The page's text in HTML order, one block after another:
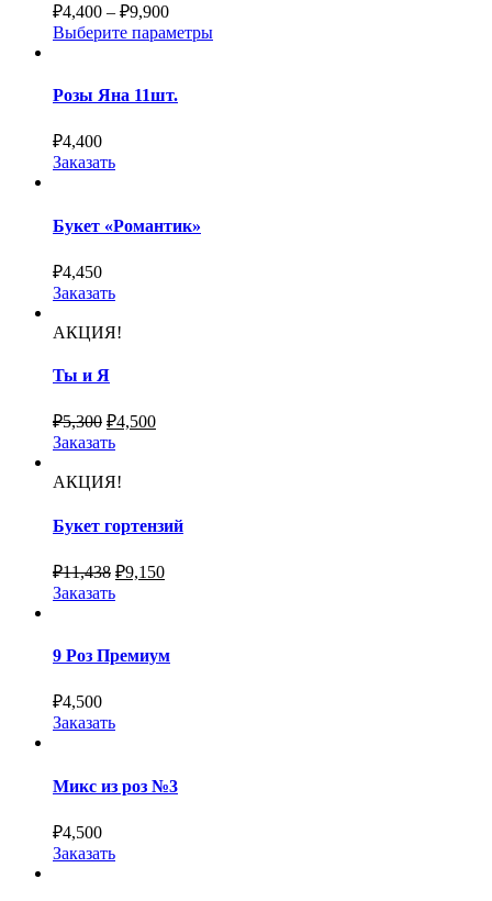
₽4,400 – ₽9,900
Выберите параметры
Розы Яна 11шт.
₽4,400
Заказать
Букет «Романтик»
₽4,450
Заказать
АКЦИЯ!
Ты и Я
₽5,300 ₽4,500
Заказать
АКЦИЯ!
Букет гортензий
₽11,438 ₽9,150
Заказать
9 Роз Премиум
₽4,500
Заказать
Микс из роз №3
₽4,500
Заказать